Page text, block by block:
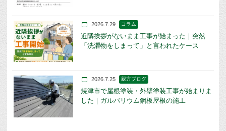
2026.7.29 コラム
近隣挨拶がないまま工事が始まった｜突然
「洗濯物をしまって」と言われたケース
2026.7.25 親方ブログ
焼津市で屋根塗装・外壁塗装工事が始まりま
した｜ガルバリウム鋼板屋根の施工